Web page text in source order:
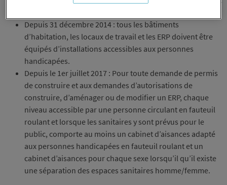
Depuis 31 décembre 2014 : tous les bâtiments
d’habitation, les locaux de travail et les ERP doivent être
équipés d’installations accessibles aux personnes
handicapées.
Depuis le 1er juillet 2017 : Pour toute demande de permis
de construire et aux demandes d’autorisations de
construire, d’aménager ou de modifier un ERP, chaque
niveau accessible par une personne circulant en fauteuil
roulant et lorsque les sanitaires y sont prévus pour le
public, comporte au moins un cabinet d’aisances adapté
aux personnes handicapées en fauteuil roulant et un
cabinet d’aisances pour chaque sexe lorsqu’il qu’il existe
une séparation des espaces sanitaires homme/femme.